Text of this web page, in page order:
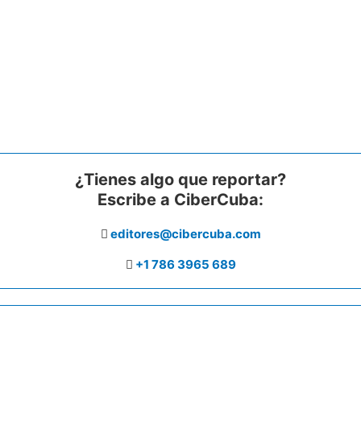
¿Tienes algo que reportar?
Escribe a CiberCuba:
editores@cibercuba.com
+1 786 3965 689